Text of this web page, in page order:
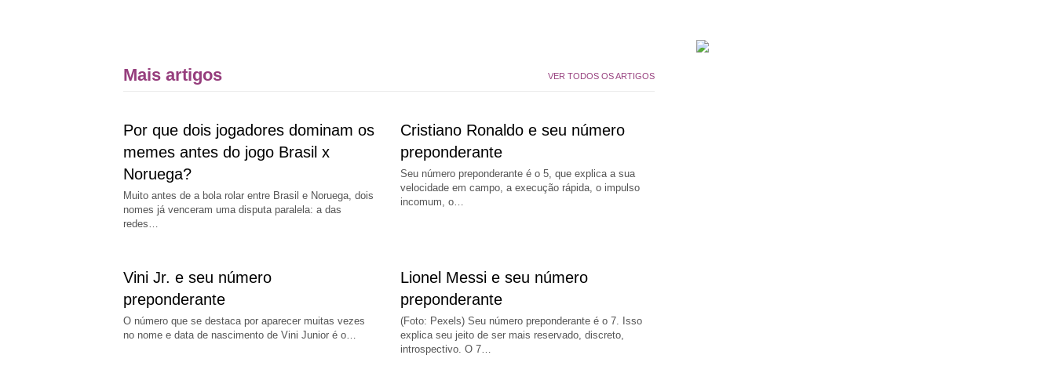
Mais artigos VER TODOS OS ARTIGOS
Por que dois jogadores dominam os
memes antes do jogo Brasil x
Noruega?
Muito antes de a bola rolar entre Brasil e Noruega, dois
nomes já venceram uma disputa paralela: a das
redes…
Cristiano Ronaldo e seu número
preponderante
Seu número preponderante é o 5, que explica a sua
velocidade em campo, a execução rápida, o impulso
incomum, o…
Vini Jr. e seu número
preponderante
O número que se destaca por aparecer muitas vezes
no nome e data de nascimento de Vini Junior é o…
Lionel Messi e seu número
preponderante
(Foto: Pexels) Seu número preponderante é o 7. Isso
explica seu jeito de ser mais reservado, discreto,
introspectivo. O 7…